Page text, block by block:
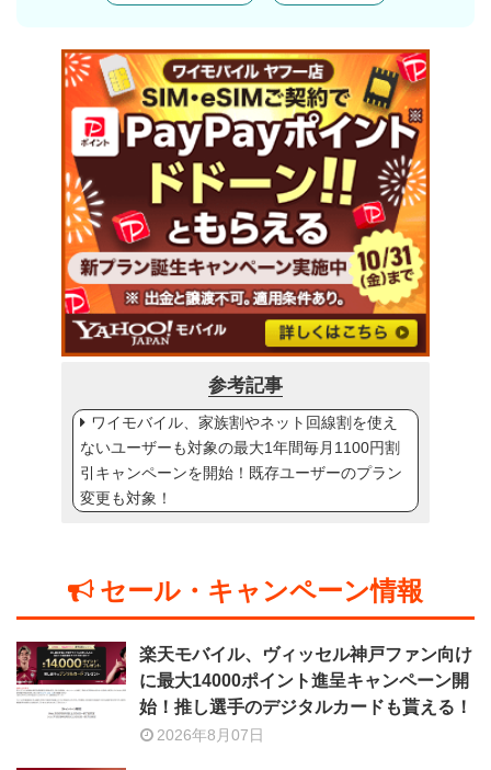
参考記事
ワイモバイル、家族割やネット回線割を使え
ないユーザーも対象の最大1年間毎月1100円割
引キャンペーンを開始！既存ユーザーのプラン
変更も対象！
セール・キャンペーン情報
楽天モバイル、ヴィッセル神戸ファン向け
に最大14000ポイント進呈キャンペーン開
始！推し選手のデジタルカードも貰える！
2026年8月07日